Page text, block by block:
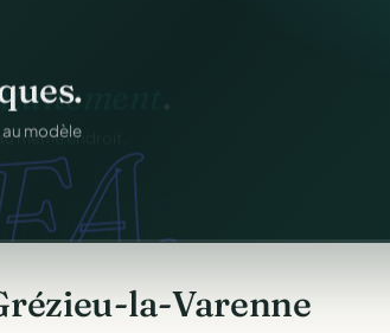
modèle
la-Varenne